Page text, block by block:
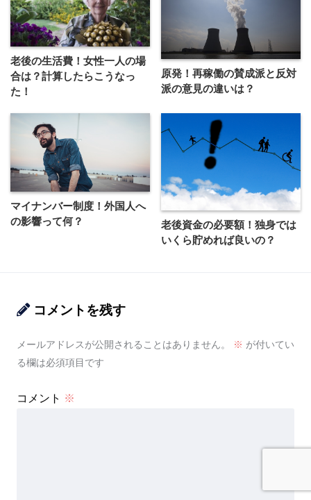
老後の生活費！女性一人の場
合は？計算したらこうなっ
た！
原発！再稼働の賛成派と反対
派の意見の違いは？
マイナンバー制度！外国人へ
の影響って何？
老後資金の必要額！独身では
いくら貯めれば良いの？
コメントを残す
メールアドレスが公開されることはありません。 ※ が付いてい
る欄は必須項目です
コメント ※